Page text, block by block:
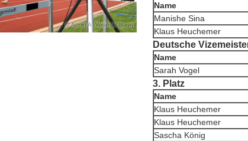
Armin A. Wronski (paw)
Name
Manishe Sina
Klaus Heuchemer
Deutsche
Name
Sarah Vogel
3. Platz
Name
Klaus Heuchemer
Klaus Heuchemer
Sascha König